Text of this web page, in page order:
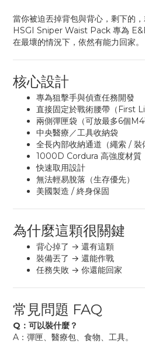
當你被迫丟掉背包與背心，剩下的，
HSGI Sniper Waist Pack 專為
在最壞的情況下，依然有能力回家。
核心設計
專為狙擊手與偵查任務開發
直接固定於戰術腰帶（First
兩側彈匣袋（可放最多6個M4
中央醫療／工具收納袋
全長內部收納通道（繩索 / 裝
1000D Cordura 高強度材質
快速取用設計
無法輕易脫落（生存優先）
美國製造 / 終身保固
為什麼這顆很關鍵
背心掉了 → 還有這顆
裝備丟了 → 還能作戰
任務失敗 → 你還能回家
常見問題 FAQ
Q：可以裝什麼？
A：彈匣、醫療包、食物、工具。